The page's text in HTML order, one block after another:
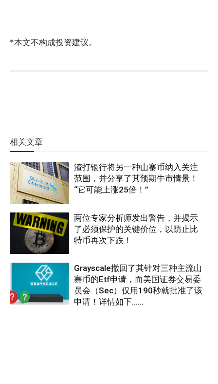
*本文不构成投资建议。
相关文章
渣打银行将另一种山寨币纳入关注
范围，并分享了其预期牛市情景！
“它可能上涨25倍！”
两位专家分析师发出警告，并揭示
了必须保护的关键价位，以防止比
特币再次下跌！
Grayscale撤回了其针对三种主流山
寨币的Etf申请，而美国证券交易委
员会（Sec）仅用190秒就批准了该
申请！详情如下……